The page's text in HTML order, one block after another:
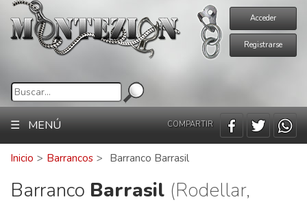
Acceder
Registrarse
☰ MENÚ COMPARTIR
Inicio > Barrancos > Barranco Barrasil
Barranco Barrasil (Rodellar,